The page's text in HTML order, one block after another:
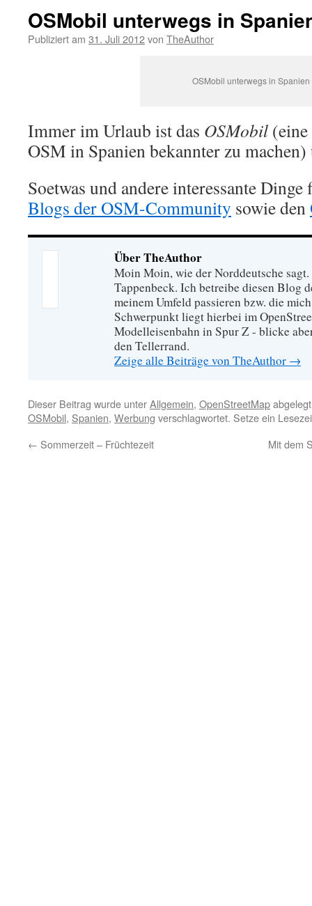
OSMobil unterwegs in
Publiziert am 31. Juli 2012von TheAuthor
OSMobil unterwegs in Spanien
Immer im Urlaub ist das OSMobil
OSM in Spanien bekannter zu
Soetwas und andere interessante
Blogs der OSM-Community sowie den
Über TheAuthor
Moin Moin, wie der Norddeutsche
Tappenbeck. Ich betreibe diesen Blog
meinem Umfeld passieren bzw. die
Schwerpunkt liegt hierbei im
Modelleisenbahn in Spur Z - blicke
den Tellerrand.
Zeige alle Beiträge von TheAuthor →
Dieser Beitrag wurde unterAllgemein, OpenStreetMap
OSMobil, Spanien, Werbung verschlagwortet. Setze ein
← Sommerzeit – Früchtezeit Mit dem